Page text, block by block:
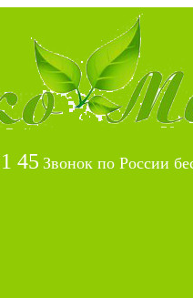
45 Звонок по России